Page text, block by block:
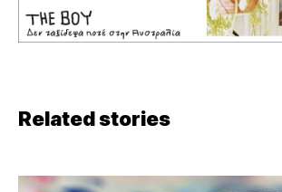
Related stories